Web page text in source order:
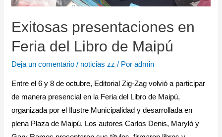
Exitosas presentaciones en
Feria del Libro de Maipú
Deja un comentario / noticias zz / Poradmin
Entre el 6 y 8 de octubre, Editorial Zig-Zag volvió a participar
de manera presencial en la Feria del Libro de Maipú,
organizada por el Ilustre Municipalidad y desarrollada en
plena Plaza de Maipú. Los autores Carlos Denis, Maryló y